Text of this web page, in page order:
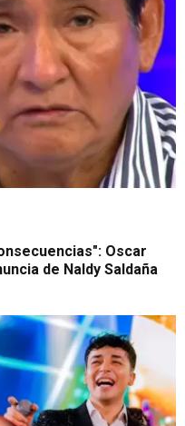
Oscar
de Naldy Saldaña